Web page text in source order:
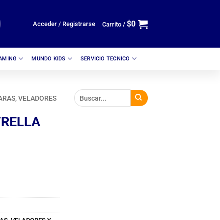
Acceder / Registrarse Carrito / $0
MUNDO KIDS SERVICIO TECNICO
VELADORES